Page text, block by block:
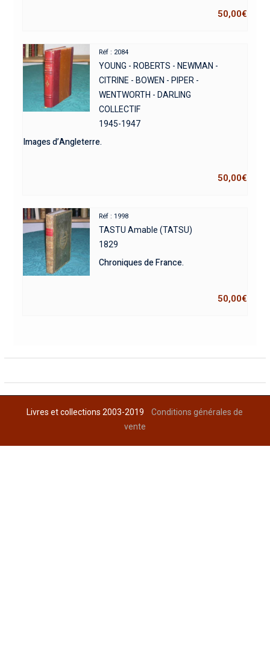
50,00€
Réf : 2084
YOUNG - ROBERTS - NEWMAN -
CITRINE - BOWEN - PIPER -
WENTWORTH - DARLING
COLLECTIF
1945-1947
Images d’Angleterre.
50,00€
Réf : 1998
TASTU Amable (TATSU)
1829
Chroniques de France.
50,00€
Livres et collections 2003-2019Conditions générales de
vente